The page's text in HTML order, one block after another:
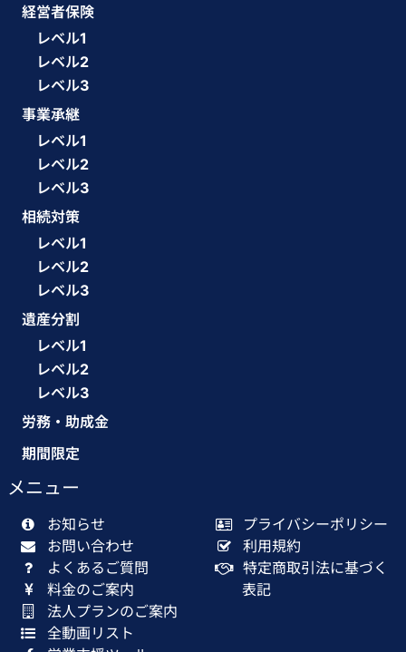
経営者保険
レベル1
レベル2
レベル3
事業承継
レベル1
レベル2
レベル3
相続対策
レベル1
レベル2
レベル3
遺産分割
レベル1
レベル2
レベル3
労務・助成金
期間限定
メニュー
お知らせ
お問い合わせ
よくあるご質問
料金のご案内
法人プランのご案内
全動画リスト
プライバシーポリシー
利用規約
特定商取引法に基づく
表記